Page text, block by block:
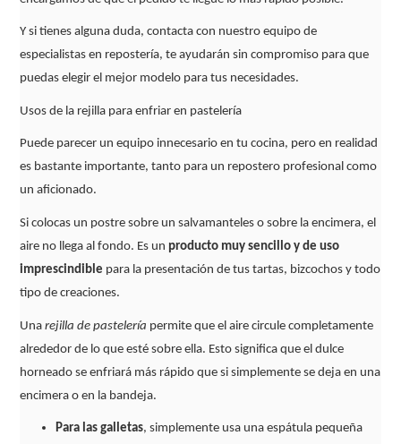
Y si tienes alguna duda, contacta con nuestro equipo de
especialistas en repostería, te ayudarán sin compromiso para que
puedas elegir el mejor modelo para tus necesidades.
Usos de la rejilla para enfriar en pastelería
Puede parecer un equipo innecesario en tu cocina, pero en realidad
es bastante importante, tanto para un repostero profesional como
un aficionado.
Si colocas un postre sobre un salvamanteles o sobre la encimera, el
aire no llega al fondo. Es un producto muy sencillo y de uso
imprescindible para la presentación de tus tartas, bizcochos y todo
tipo de creaciones.
Unarejilla de pastelería permite que el aire circule completamente
alrededor de lo que esté sobre ella. Esto significa que el dulce
horneado se enfriará más rápido que si simplemente se deja en una
encimera o en la bandeja.
Para las galletas, simplemente usa una espátula pequeña